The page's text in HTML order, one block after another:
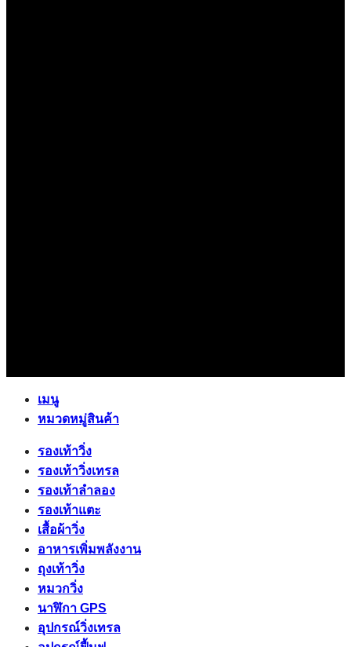
เมนู
หมวดหมู่สินค้า
รองเท้าวิ่ง
รองเท้าวิ่งเทรล
รองเท้าลำลอง
รองเท้าแตะ
เสื้อผ้าวิ่ง
อาหารเพิ่มพลังงาน
ถุงเท้าวิ่ง
หมวกวิ่ง
นาฬิกา GPS
อุปกรณ์วิ่งเทรล